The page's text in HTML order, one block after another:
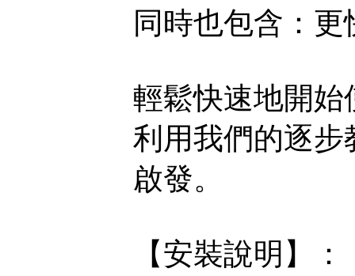
同時也包含：
輕鬆快速地開始
利用我們的逐
啟發。
【安裝說明】：